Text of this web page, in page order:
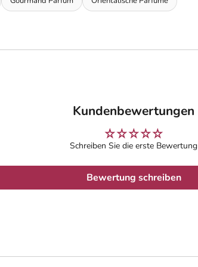
Kundenbewertungen
Schreiben Sie die erste Bewertung
Bewertung schreiben